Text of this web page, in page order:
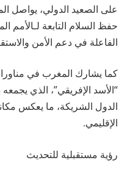
على الصعيد الدولي، يواصل
حفظ السلام التابعة لـالأمم
الفاعلة في دعم الأمن
كما يشارك المغرب في
“الأسد الإفريقي”، الذي
الدول الشريكة، ما يعكس
الإقليمي.
رؤية مستقبلية للتحديث